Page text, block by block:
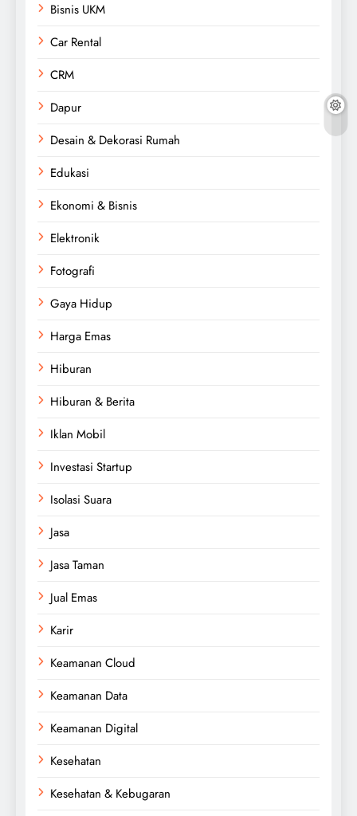
Bisnis UKM
Car Rental
CRM
Dapur
Desain & Dekorasi Rumah
Edukasi
Ekonomi & Bisnis
Elektronik
Fotografi
Gaya Hidup
Harga Emas
Hiburan
Hiburan & Berita
Iklan Mobil
Investasi Startup
Isolasi Suara
Jasa
Jasa Taman
Jual Emas
Karir
Keamanan Cloud
Keamanan Data
Keamanan Digital
Kesehatan
Kesehatan & Kebugaran